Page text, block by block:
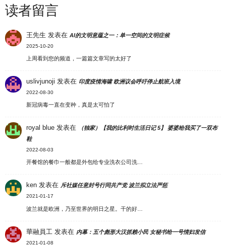
读者留言
王先生 发表在AI的文明意蕴之一：单一空间的文明症候
2025-10-20
上周看到您的频道，一篇篇文章写的太好了
uslivjunoji 发表在 印度疫情海啸 欧洲议会呼吁停止航班入境
2022-08-30
新冠病毒一直在变种，真是太可怕了
royal blue 发表在
（独家）【我的比利时生活日记 5】 婆婆给我买了一双布
鞋
2022-08-03
开餐馆的餐巾一般都是外包给专业洗衣公司洗…
ken 发表在 斥社媒任意封号行同共产党 波兰拟立法严惩
2021-01-17
波兰就是欧洲，乃至世界的明日之星。干的好…
華融員工 发表在 内幕：五个彪形大汉抓赖小民 女秘书给一号情妇发信
2021-01-08